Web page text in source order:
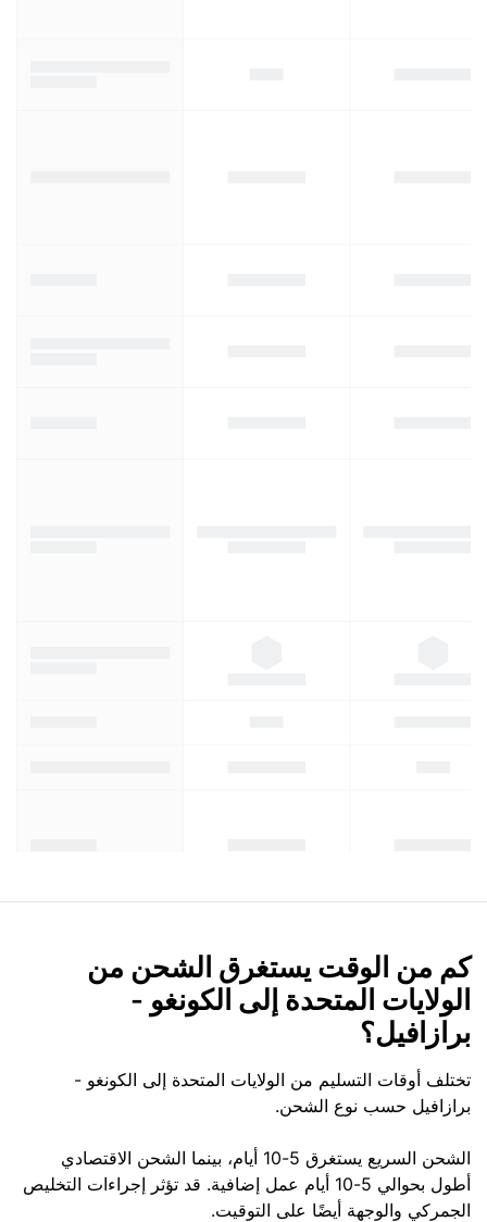
كم من الوقت يستغرق الشحن من
الولايات المتحدة إلى الكونغو -
برازافيل؟
تختلف أوقات التسليم من الولايات المتحدة إلى الكونغو -
برازافيل حسب نوع الشحن.
الشحن السريع يستغرق 5-10 أيام، بينما الشحن الاقتصادي
أطول بحوالي 5-10 أيام عمل إضافية. قد تؤثر إجراءات التخليص
الجمركي والوجهة أيضًا على التوقيت.